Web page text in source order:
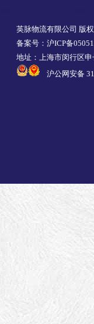
英脉物流有限公司 版
备案号：沪ICP备
地址：上海市闵行区
沪公网安备